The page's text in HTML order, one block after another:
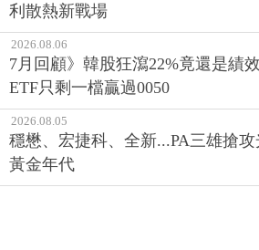
利散熱新戰場
2026.08.06
7月回顧》韓股狂瀉22%竟還是績
ETF只剩一檔贏過0050
2026.08.05
穩懋、宏捷科、全新...PA三雄搶
黃金年代